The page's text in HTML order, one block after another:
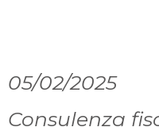
05/02/2025
Consulenza